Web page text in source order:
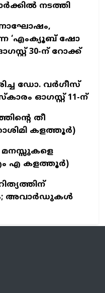
നടത്തി
‘എംക്യൂബ് ഷോ
30-ന് റോക്ക്
ഡോ. വര്‍ഗീസ്
ഓഗസ്റ്റ് 11-ന്‌
തീ
കളത്തൂർ)
എ കളത്തൂർ)
അവാർഡുകൾ